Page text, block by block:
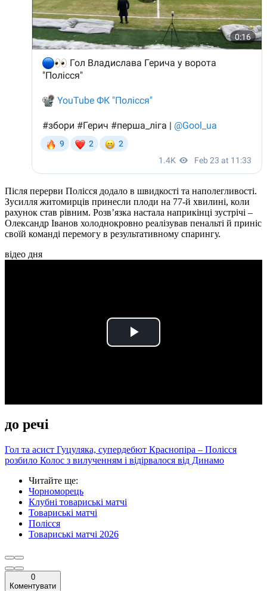
Після перерви Полісся додало в швидкості та наполегливості.
Зусилля житомирців принесли плоди на 77-й хвилині, коли
рахунок став рівним. Розв’язка настала наприкінці зустрічі –
Олександр Іванов холоднокровно реалізував пенальті й приніс
своїй команді перемогу в результативному спарингу.
відео дня
Play
до речі
Гол та асист Гуцуляка, супердебют Краснопіра – Полісся
розбило Колос з вилученням і відірвалося від Динамо
Читайте ще:
Чорноморець
Клубні товариські матчі
Товариські матчі
Полісся
Товариські матчі 2026
0
Коментувати